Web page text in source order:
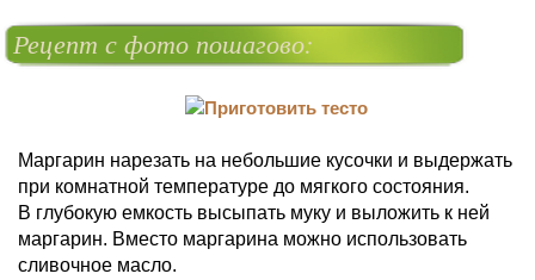
Рецепт с фото пошагово:
Маргарин нарезать на небольшие кусочки и выдержать
при комнатной температуре до мягкого состояния.
В глубокую емкость высыпать муку и выложить к ней
маргарин. Вместо маргарина можно использовать
сливочное масло.